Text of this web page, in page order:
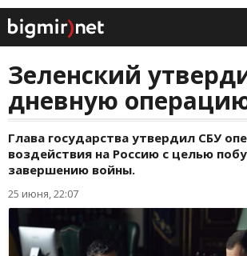
Зеленский
дневную
Глава государства утвердил СБУ
воздействия на Россию с целью
завершению войны.
25 июня, 22:07